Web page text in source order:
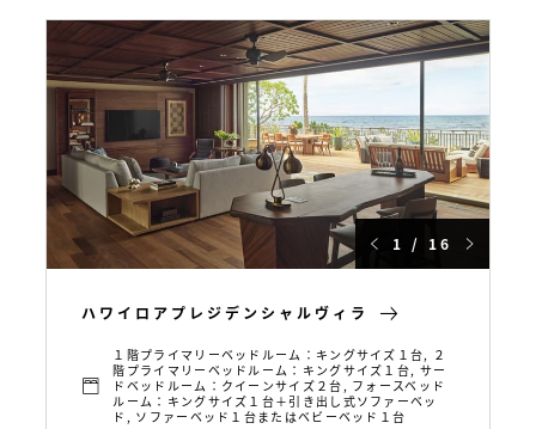
1 / 16
ハワイロアプレジデンシャルヴィラ
１階プライマリーベッドルーム：キングサイズ１台, ２
階プライマリーベッドルーム：キングサイズ１台, サー
ドベッドルーム：クイーンサイズ２台, フォースベッド
ルーム：キングサイズ１台＋引き出し式ソファーベッ
ド, ソファーベッド１台またはベビーベッド１台